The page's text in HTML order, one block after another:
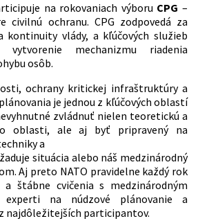
na rokovaniach výboru CPG–
civilnú ochranu. CPG zodpovedá za
kontinuity vlády, a kľúčových služieb
mechanizmu riadenia
osôb.
ochrany kritickej infraštruktúry a
je jednou z kľúčových oblastí
zvládnuť nielen teoretickú a
oblasti, ale aj byť pripravený na
a
situácia alebo náš medzinárodný
Aj preto NATO pravidelne každý rok
a štábne cvičenia s medzinárodným
experti na núdzové plánovanie a
najdôležitejších participantov.